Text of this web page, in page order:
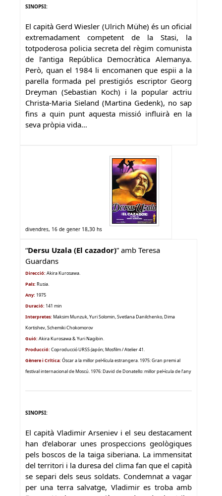
SINOPSI:
El capità Gerd Wiesler (Ulrich Mühe) és un oficial
extremadament competent de la Stasi, la
totpoderosa policia secreta del règim comunista
de l’antiga República Democràtica Alemanya.
Però, quan el 1984 li encomanen que espii a la
parella formada pel prestigiós escriptor Georg
Dreyman (Sebastian Koch) i la popular actriu
Christa-Maria Sieland (Martina Gedenk), no sap
fins a quin punt aquesta missió influirà en la
seva pròpia vida…
divendres, 16 de gener 18,30 hs
“Dersu Uzala (El cazador)” amb Teresa
Guardans
Direcció: Akira Kurosawa.
País: Rusia.
Any: 1975
Duració: 141 min
Interpretes: Maksim Munzuk, Yuri Solomin, Svetlana Danilchenko, Dima
Kortishev, Schemiki Chokomorov
Guió: Akira Kurosawa & Yuri Nagibin.
Producció: Coproducció URSS-Japón; Mosfilm / Atelier 41.
Gènere i Crítica: Óscar a la millor pel•lícula estrangera. 1975: Gran premi al
festival internacional de Moscú. 1976: David de Donatello: millor pel•ícula de l’any
SINOPSI:
El capità Vladimir Arseniev i el seu destacament
han d’elaborar unes prospeccions geològiques
pels boscos de la taiga siberiana. La immensitat
del territori i la duresa del clima fan que el capità
se separi dels seus soldats. Condemnat a vagar
per una terra salvatge, Vladimir es troba amb